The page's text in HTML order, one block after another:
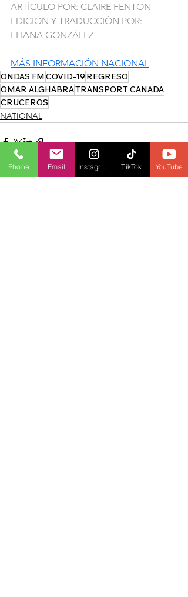
ARTÍCULO POR: CLAIRE FENTON
EDICIÓN Y TRADUCCIÓN POR:
ELIANA GONZÁLEZ
MÁS INFORMACIÓN NACIONAL
ONDAS FMCOVID-19REGRESO
OMAR ALGHABRATRANSPORT CANADA
CRUCEROS
NATIONAL
Phone Email TikTok YouTube